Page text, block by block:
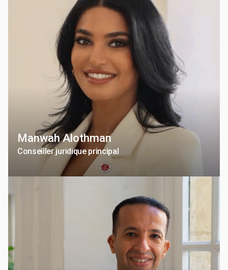
Manwah Alothman
Conseiller juridique principal